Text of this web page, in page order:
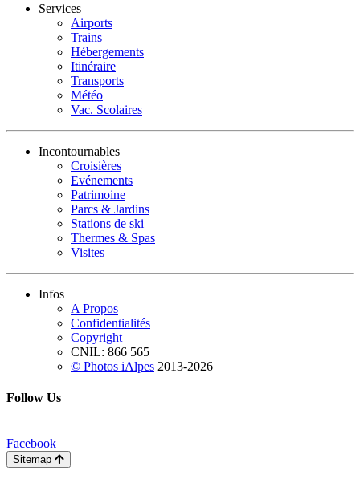
Services
Airports
Trains
Hébergements
Itinéraire
Transports
Météo
Vac. Scolaires
Incontournables
Croisières
Evénements
Patrimoine
Parcs & Jardins
Stations de ski
Thermes & Spas
Visites
Infos
A Propos
Confidentialités
Copyright
CNIL: 866 565
© Photos iAlpes 2013-2026
Follow Us
Facebook
Sitemap